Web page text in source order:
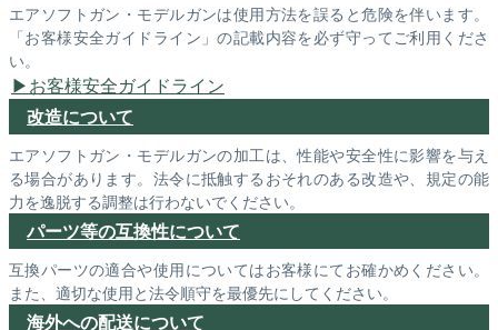
エアソフトガン・モデルガンは使用方法を誤ると危険を伴います。
「お客様安全ガイドライン」の記載内容を必ず守ってご利用くださ
い。
お客様安全ガイドライン
改造について
エアソフトガン・モデルガンの加工は、性能や安全性に影響を与え
る場合があります。法令に抵触するおそれのある改造や、規定の能
力を逸脱する調整は行わないでください。
パーツ等の互換性について
互換パーツの適合や使用についてはお客様にてお確かめください。
また、適切な使用と法令順守を最優先にしてください。
海外への配送について